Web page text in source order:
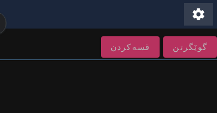
settings
قسەكردن گوێگرتن